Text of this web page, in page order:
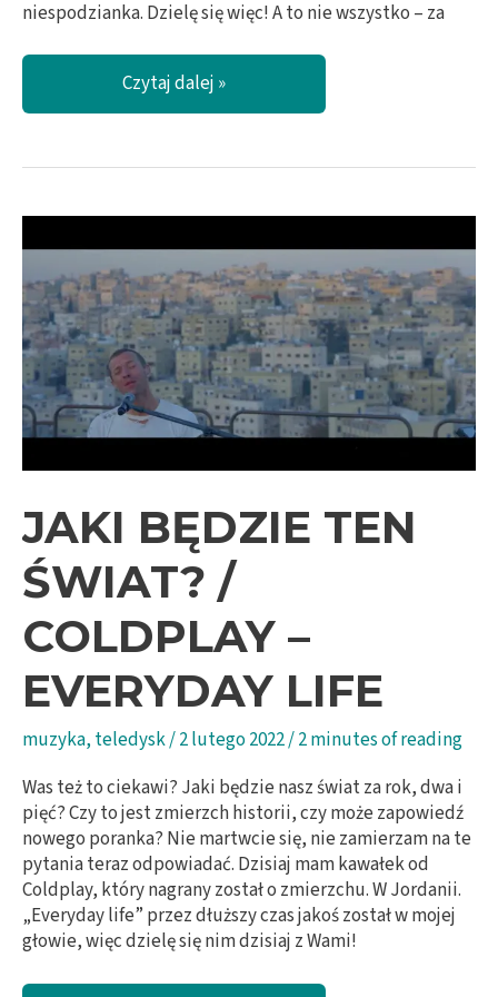
niespodzianka. Dzielę się więc! A to nie wszystko – za
Kawał
dobrego
Ghost
Maverick
City
Music
/
TRIBL
Czytaj dalej »
JAKI BĘDZIE TEN
ŚWIAT? /
COLDPLAY –
EVERYDAY LIFE
muzyka, teledysk/2 lutego 2022/2 minutes of reading
Was też to ciekawi? Jaki będzie nasz świat za rok, dwa i
pięć? Czy to jest zmierzch historii, czy może zapowiedź
nowego poranka? Nie martwcie się, nie zamierzam na te
pytania teraz odpowiadać. Dzisiaj mam kawałek od
Coldplay, który nagrany został o zmierzchu. W Jordanii.
„Everyday life” przez dłuższy czas jakoś został w mojej
głowie, więc dzielę się nim dzisiaj z Wami!